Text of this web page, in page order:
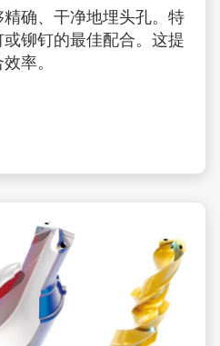
确、干净地埋头孔。特
铆钉的最佳配合。这提
率。